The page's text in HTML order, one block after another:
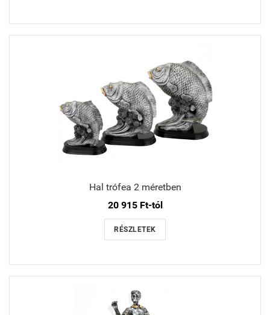
Hal trófea 2 méretben
20 915 Ft-tól
RÉSZLETEK